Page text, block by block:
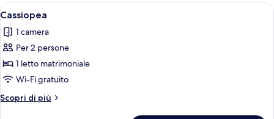
Apri
tutte
le
foto
per
Cassiopea
Una camera da letto moderna con
14
Cassiopea
1 camera
Per 2 persone
1 letto matrimoniale
Wi-Fi gratuito
Scopri di più
Altri